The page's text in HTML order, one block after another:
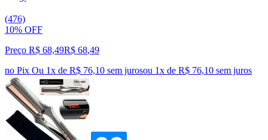
(476)
10% OFF
Preço R$ 68,49R$ 68,49
no Pix Ou 1x de R$ 76,10 sem jurosou 1x de R$ 76,10 sem juros